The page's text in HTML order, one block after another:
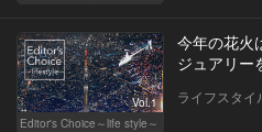
Vol.1
Editor's Choice～life style～
今年の花火
ジュアリー
ライフスタイ